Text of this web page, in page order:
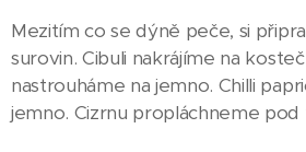
Mezitím co se dýně peče, si
surovin. Cibuli nakrájíme na
nastrouháme na jemno. Chilli
jemno. Cizrnu propláchneme